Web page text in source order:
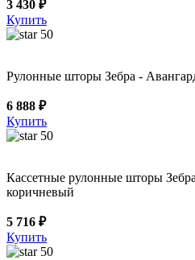
3 430 ₽
Купить
50
Рулонные шторы Зебра -
6 888 ₽
Купить
50
Кассетные рулонные шторы
коричневый
5 716 ₽
Купить
50